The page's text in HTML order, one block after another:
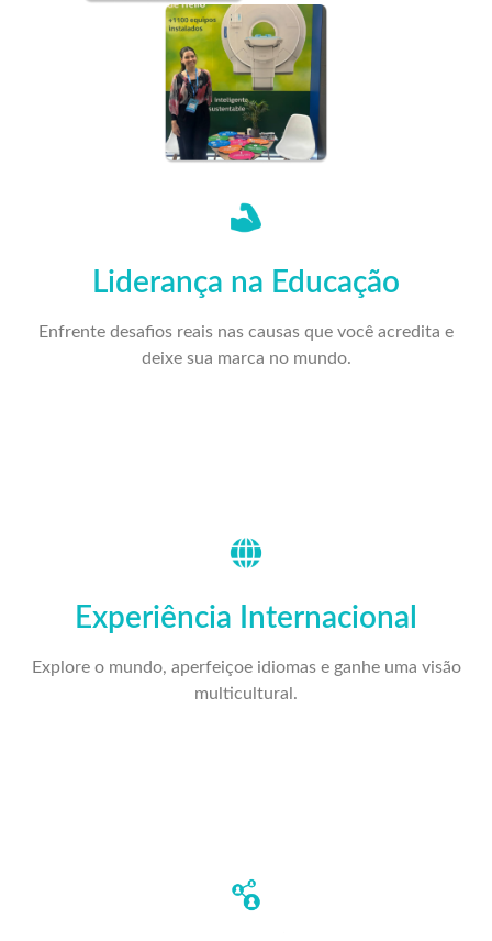
Liderança na Educação
Enfrente desafios reais nas causas que você acredita e
deixe sua marca no mundo.
Experiência Internacional
Explore o mundo, aperfeiçoe idiomas e ganhe uma visão
multicultural.